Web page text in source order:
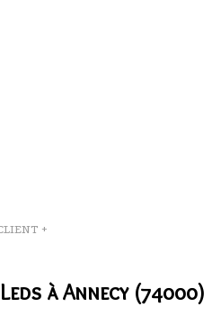
+
à Annecy (74000)